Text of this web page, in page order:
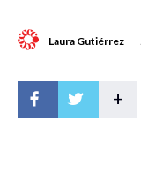
Laura Gutiérrez
+